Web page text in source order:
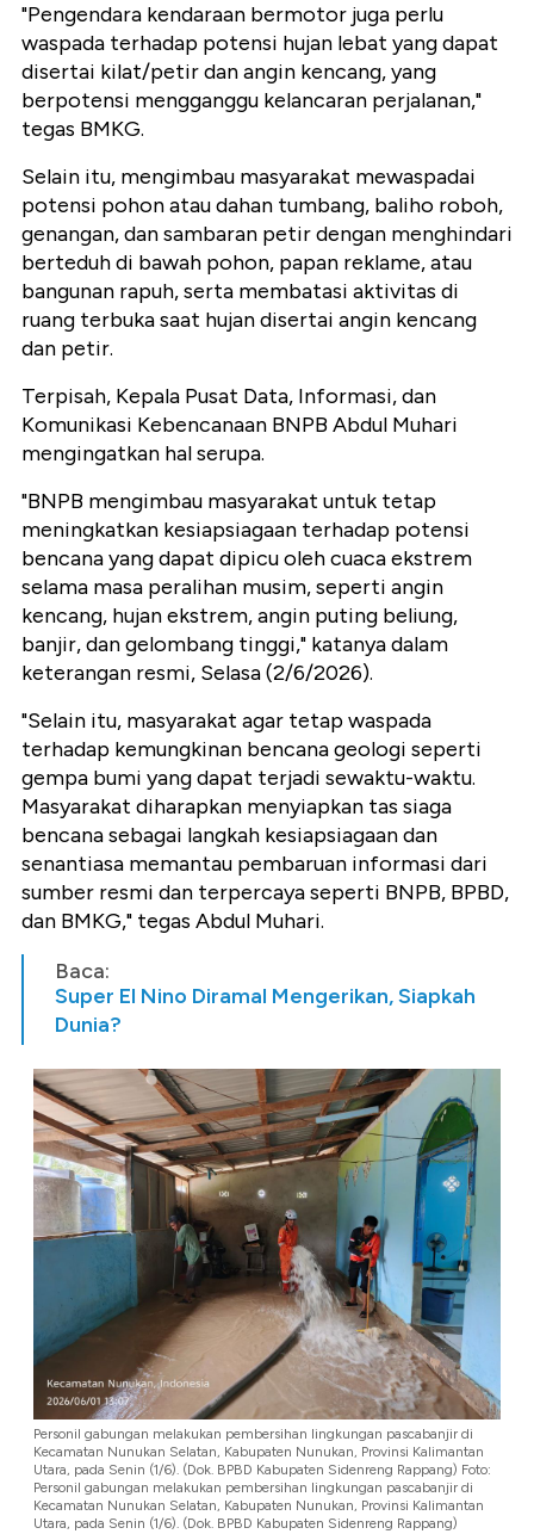
"Pengendara kendaraan bermotor juga perlu
waspada terhadap potensi hujan lebat yang dapat
disertai kilat/petir dan angin kencang, yang
berpotensi mengganggu kelancaran perjalanan,"
tegas BMKG.
Selain itu, mengimbau masyarakat mewaspadai
potensi pohon atau dahan tumbang, baliho roboh,
genangan, dan sambaran petir dengan menghindari
berteduh di bawah pohon, papan reklame, atau
bangunan rapuh, serta membatasi aktivitas di
ruang terbuka saat hujan disertai angin kencang
dan petir.
Terpisah, Kepala Pusat Data, Informasi, dan
Komunikasi Kebencanaan BNPB Abdul Muhari
mengingatkan hal serupa.
"BNPB mengimbau masyarakat untuk tetap
meningkatkan kesiapsiagaan terhadap potensi
bencana yang dapat dipicu oleh cuaca ekstrem
selama masa peralihan musim, seperti angin
kencang, hujan ekstrem, angin puting beliung,
banjir, dan gelombang tinggi," katanya dalam
keterangan resmi, Selasa (2/6/2026).
"Selain itu, masyarakat agar tetap waspada
terhadap kemungkinan bencana geologi seperti
gempa bumi yang dapat terjadi sewaktu-waktu.
Masyarakat diharapkan menyiapkan tas siaga
bencana sebagai langkah kesiapsiagaan dan
senantiasa memantau pembaruan informasi dari
sumber resmi dan terpercaya seperti BNPB, BPBD,
dan BMKG," tegas Abdul Muhari.
Baca:
Super El Nino Diramal Mengerikan, Siapkah
Dunia?
Personil gabungan melakukan pembersihan lingkungan pascabanjir di
Kecamatan Nunukan Selatan, Kabupaten Nunukan, Provinsi Kalimantan
Utara, pada Senin (1/6). (Dok. BPBD Kabupaten Sidenreng Rappang) Foto:
Personil gabungan melakukan pembersihan lingkungan pascabanjir di
Kecamatan Nunukan Selatan, Kabupaten Nunukan, Provinsi Kalimantan
Utara, pada Senin (1/6). (Dok. BPBD Kabupaten Sidenreng Rappang)